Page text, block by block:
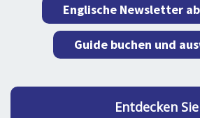
Englische Newsletter
Guide buchen und
Entdecken Sie